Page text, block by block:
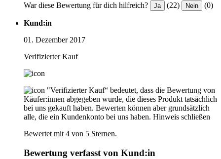
War diese Bewertung für dich hilfreich? Ja (22) Nein (0)
Kund:in
01. Dezember 2017
Verifizierter Kauf
"Verifizierter Kauf“ bedeutet, dass die Bewertung von
Käufer:innen abgegeben wurde, die dieses Produkt tatsächlich
bei uns gekauft haben. Bewerten können aber grundsätzlich
alle, die ein Kundenkonto bei uns haben. Hinweis schließen
Bewertet mit 4 von 5 Sternen.
Bewertung verfasst von Kund:in